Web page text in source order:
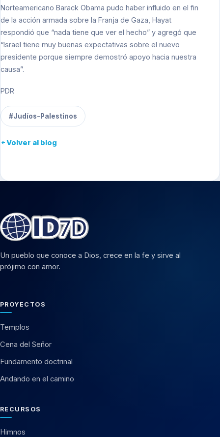
Norteamericano Barack Obama pudo haber influido en el fin
de la acción armada sobre la Franja de Gaza, Hayat
respondió que “nada tiene que ver el hecho” y agregó que
“Israel tiene muy buenas expectativas sobre el nuevo
presidente porque siempre demostró apoyo hacia nuestra
causa”.
PDR
#Judíos-Palestinos
Volver al blog
Un pueblo que conoce a Dios, crece en la fe y sirve al
prójimo con amor.
PROYECTOS
Templos
Cena del Señor
Fundamento doctrinal
Andando en el camino
RECURSOS
Himnos